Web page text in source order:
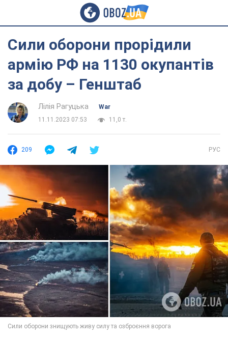
Сили оборони прорідили
армію РФ на 1130 окупантів
за добу – Генштаб
Лілія Рагуцька
War
11.11.2023 07:53
11,0 т.
209 РУС